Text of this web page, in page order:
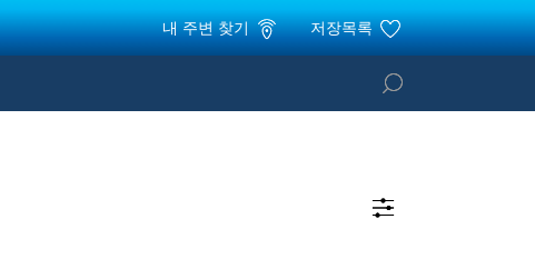
내 주변 찾기 저장목록